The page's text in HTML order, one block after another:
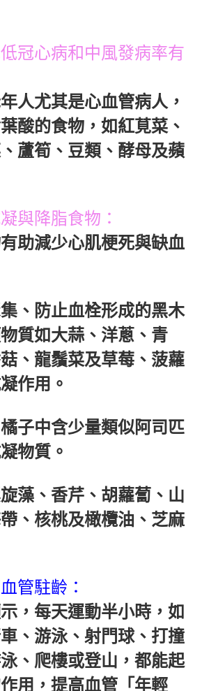
冠心病和中風發病率有
人尤其是心血管病人，
酸的食物，如紅莧菜、
蘆筍、豆類、酵母及蘋
與降脂食物：
助減少心肌梗死與缺血
、防止血栓形成的黑木
質如大蒜、洋蔥、青
、龍鬚菜及草莓、菠蘿
作用。
子中含少量類似阿司匹
物質。
藻、香芹、胡蘿蔔、山
、核桃及橄欖油、芝麻
管駐齡：
，每天運動半小時，如
、游泳、射門球、打撞
、爬樓或登山，都能起
用，提高血管「年輕